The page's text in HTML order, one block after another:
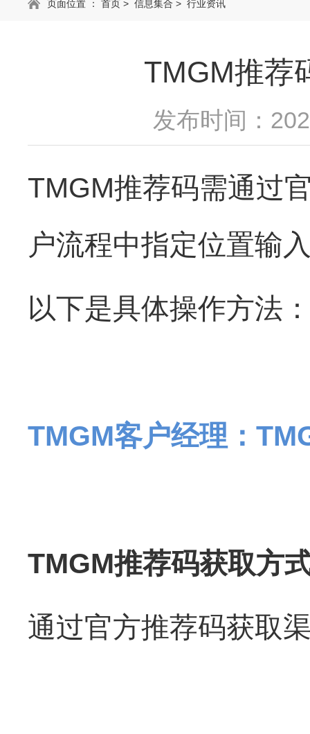
页面位置 ： 首页 > 信息集合 > 行业资讯
TMGM推荐
发布时间：
TMGM推荐码需通过
户流程中指定位置输
以下是具体操作方法
TMGM客户经理：
TMGM推荐码获取方
通过官方推荐码获取